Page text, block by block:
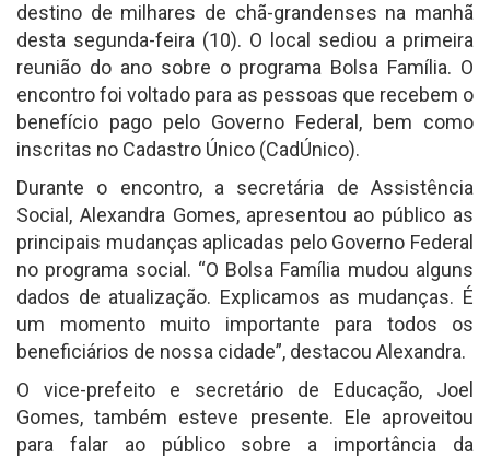
destino de milhares de chã-grandenses na manhã
desta segunda-feira (10). O local sediou a primeira
reunião do ano sobre o programa Bolsa Família. O
encontro foi voltado para as pessoas que recebem o
benefício pago pelo Governo Federal, bem como
inscritas no Cadastro Único (CadÚnico).
Durante o encontro, a secretária de Assistência
Social, Alexandra Gomes, apresentou ao público as
principais mudanças aplicadas pelo Governo Federal
no programa social. “O Bolsa Família mudou alguns
dados de atualização. Explicamos as mudanças. É
um momento muito importante para todos os
beneficiários de nossa cidade”, destacou Alexandra.
O vice-prefeito e secretário de Educação, Joel
Gomes, também esteve presente. Ele aproveitou
para falar ao público sobre a importância da